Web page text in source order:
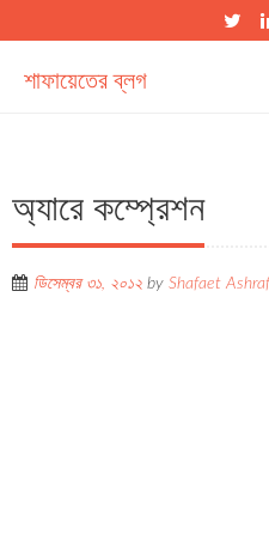
শাফায়েতের ব্লগ
অ্যারে কম্প্রেশন
ডিসেম্বর ৩১, ২০১২ by Shafaet Ashraf